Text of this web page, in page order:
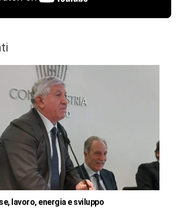
lavoro, energia e sviluppo